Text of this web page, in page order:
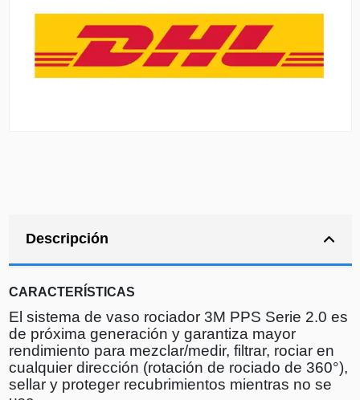
Descripción
CARACTERÍSTICAS
El sistema de vaso rociador 3M PPS Serie 2.0 es
de próxima generación y garantiza mayor
rendimiento para mezclar/medir, filtrar, rociar en
cualquier dirección (rotación de rociado de 360°),
sellar y proteger recubrimientos mientras no se